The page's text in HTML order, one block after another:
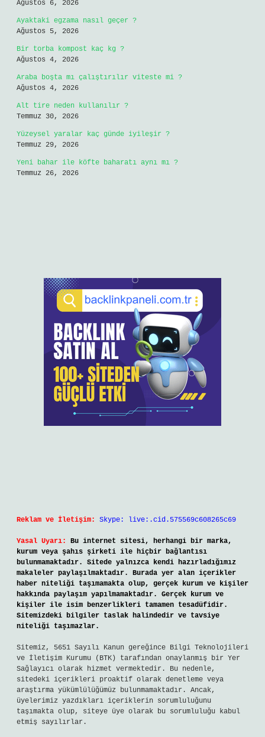
Ağustos 6, 2026
Ayaktaki egzama nasıl geçer ?
Ağustos 5, 2026
Bir torba kompost kaç kg ?
Ağustos 4, 2026
Araba boşta mı çalıştırılır viteste mi ?
Ağustos 4, 2026
Alt tire neden kullanılır ?
Temmuz 30, 2026
Yüzeysel yaralar kaç günde iyileşir ?
Temmuz 29, 2026
Yeni bahar ile köfte baharatı aynı mı ?
Temmuz 26, 2026
Reklam ve İletişim: Skype: live:.cid.575569c608265c69
Yasal Uyarı:
Bu internet sitesi, herhangi bir marka,
kurum veya şahıs şirketi ile hiçbir bağlantısı
bulunmamaktadır. Sitede yalnızca kendi hazırladığımız
makaleler paylaşılmaktadır. Burada yer alan içerikler
haber niteliği taşımamakta olup, gerçek kurum ve kişiler
hakkında paylaşım yapılmamaktadır. Gerçek kurum ve
kişiler ile isim benzerlikleri tamamen tesadüfidir.
Sitemizdeki bilgiler taslak halindedir ve tavsiye
niteliği taşımazlar.
Sitemiz, 5651 Sayılı Kanun gereğince Bilgi Teknolojileri
ve İletişim Kurumu (BTK) tarafından onaylanmış bir Yer
Sağlayıcı olarak hizmet vermektedir. Bu nedenle,
sitedeki içerikleri proaktif olarak denetleme veya
araştırma yükümlülüğümüz bulunmamaktadır. Ancak,
üyelerimiz yazdıkları içeriklerin sorumluluğunu
taşımakta olup, siteye üye olarak bu sorumluluğu kabul
etmiş sayılırlar.